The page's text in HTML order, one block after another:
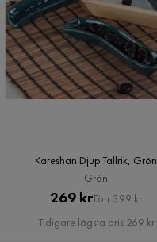
Kareshan Djup Tallrik, Grön
Grön
Pris
269 krOriginal
Pris
Förr 399 kr
Tidigare lägsta pris 269 kr